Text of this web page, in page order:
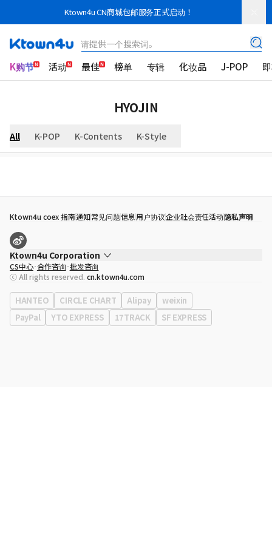
Ktown4u CN商城包邮服务正式启动！
请提供一个搜索词。
K购节 活动 最佳 榜单 专辑 化妆品 J-POP
HYOJIN
All K-POP K-Contents K-Style
Ktown4u coex 指南通知常见问题信息用户协议企业社会责任活动隐私声明
Ktown4u Corporation
代表
宋効珉
营业执照 120-87-71116
公司地址 首尔特别市 江南区 岭东大路 513号 3楼 （三成洞， coex)
CS中心 合作咨询 批发咨询
ⓒ All rights reserved. cn.ktown4u.com
HANTEO CIRCLE CHART Alipay
weixin
PayPal
YTO EXPRESS 17TRACK SF EXPRESS